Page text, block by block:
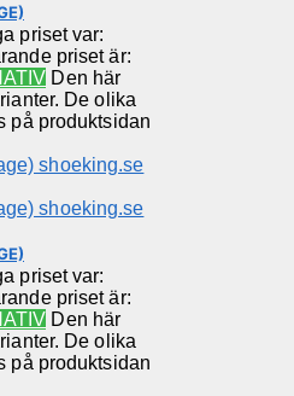
priset var:
priset är:
Den här
De olika
på produktsidan
priset var:
priset är:
Den här
De olika
på produktsidan